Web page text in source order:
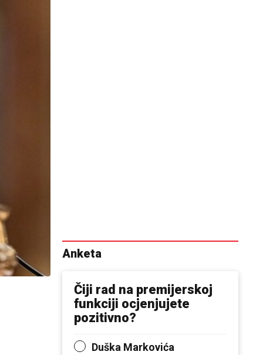
Anketa
Čiji rad na premijerskoj
funkciji ocjenjujete
pozitivno?
Duška Markovića